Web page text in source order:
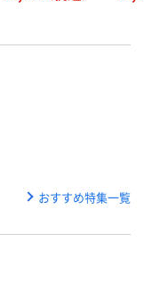
おすすめ特集一覧